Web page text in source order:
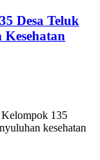
Desa Teluk
135
kesehatan